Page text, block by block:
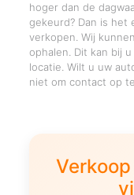
hoger dan de
gekeurd? Dan is het
verkopen. Wij
ophalen. Dit kan bij
locatie. Wilt u uw
niet om contact op